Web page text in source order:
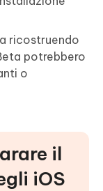
ricostruendo
potrebbero
o
il
iOS